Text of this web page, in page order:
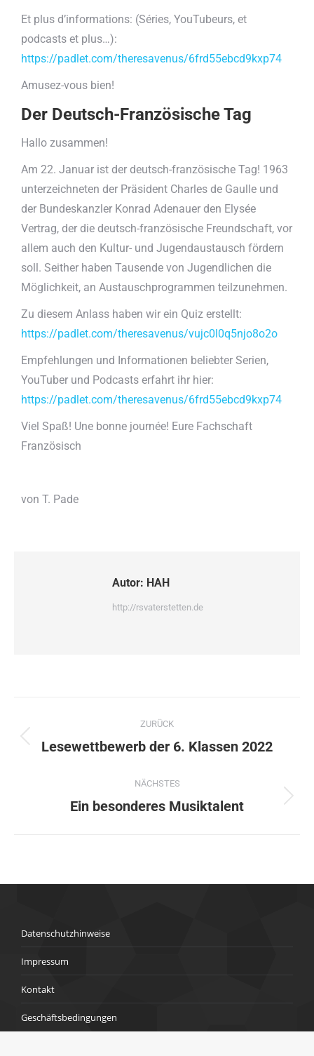
Et plus d’informations: (Séries, YouTubeurs, et
podcasts et plus…):
https://padlet.com/theresavenus/6frd55ebcd9kxp74
Amusez-vous bien!
Der Deutsch-Französische Tag
Hallo zusammen!
Am 22. Januar ist der deutsch-französische Tag! 1963
unterzeichneten der Präsident Charles de Gaulle und
der Bundeskanzler Konrad Adenauer den Elysée
Vertrag, der die deutsch-französische Freundschaft, vor
allem auch den Kultur- und Jugendaustausch fördern
soll. Seither haben Tausende von Jugendlichen die
Möglichkeit, an Austauschprogrammen teilzunehmen.
Zu diesem Anlass haben wir ein Quiz erstellt:
https://padlet.com/theresavenus/vujc0l0q5njo8o2o
Empfehlungen und Informationen beliebter Serien,
YouTuber und Podcasts erfahrt ihr hier:
https://padlet.com/theresavenus/6frd55ebcd9kxp74
Viel Spaß! Une bonne journée! Eure Fachschaft
Französisch
von T. Pade
Autor: HAH
http://rsvaterstetten.de
ZURÜCK
Lesewettbewerb der 6. Klassen 2022
NÄCHSTES
Ein besonderes Musiktalent
Datenschutzhinweise
Impressum
Kontakt
Geschäftsbedingungen